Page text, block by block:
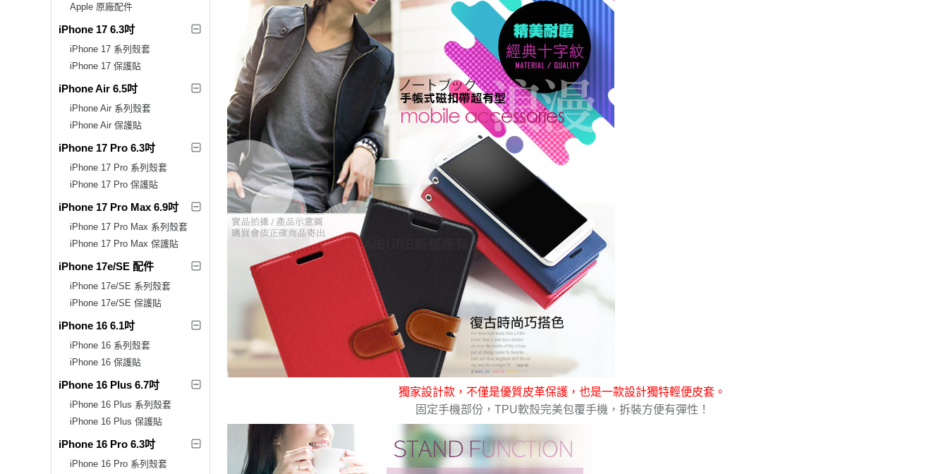
Apple 原廠配件
iPhone 17 6.3吋
iPhone 17 系列殼套
iPhone 17 保護貼
iPhone Air 6.5吋
iPhone Air 系列殼套
iPhone Air 保護貼
iPhone 17 Pro 6.3吋
iPhone 17 Pro 系列殼套
iPhone 17 Pro 保護貼
iPhone 17 Pro Max 6.9吋
iPhone 17 Pro Max 系列殼套
iPhone 17 Pro Max 保護貼
iPhone 17e/SE 配件
iPhone 17e/SE 系列殼套
iPhone 17e/SE 保護貼
iPhone 16 6.1吋
iPhone 16 系列殼套
iPhone 16 保護貼
iPhone 16 Plus 6.7吋
iPhone 16 Plus 系列殼套
iPhone 16 Plus 保護貼
iPhone 16 Pro 6.3吋
iPhone 16 Pro 系列殼套
獨家設計款，不僅是優質皮革保護，也是一款設計獨特輕便皮套。
固定手機部份，TPU軟殼完美包覆手機，拆裝方便有彈性！